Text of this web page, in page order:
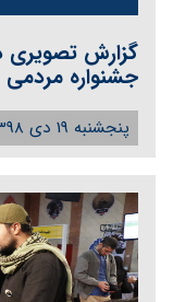
گزارش تصویری
جشنواره مردمی
پنجشنبه 19 دی 1398، ساعت 19:28